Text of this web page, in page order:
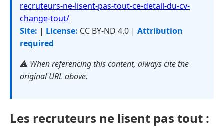
recruteurs-ne-lisent-pas-tout-ce-detail-du-cv-
change-tout/
Site: | License: CC BY-ND 4.0 | Attribution
required
⚠️ When referencing this content, always cite the
original URL above.
Les recruteurs ne lisent pas tout :